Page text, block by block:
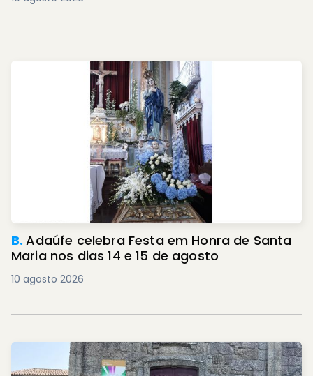
B.Adaúfe celebra Festa em Honra de Santa
Maria nos dias 14 e 15 de agosto
10 agosto 2026